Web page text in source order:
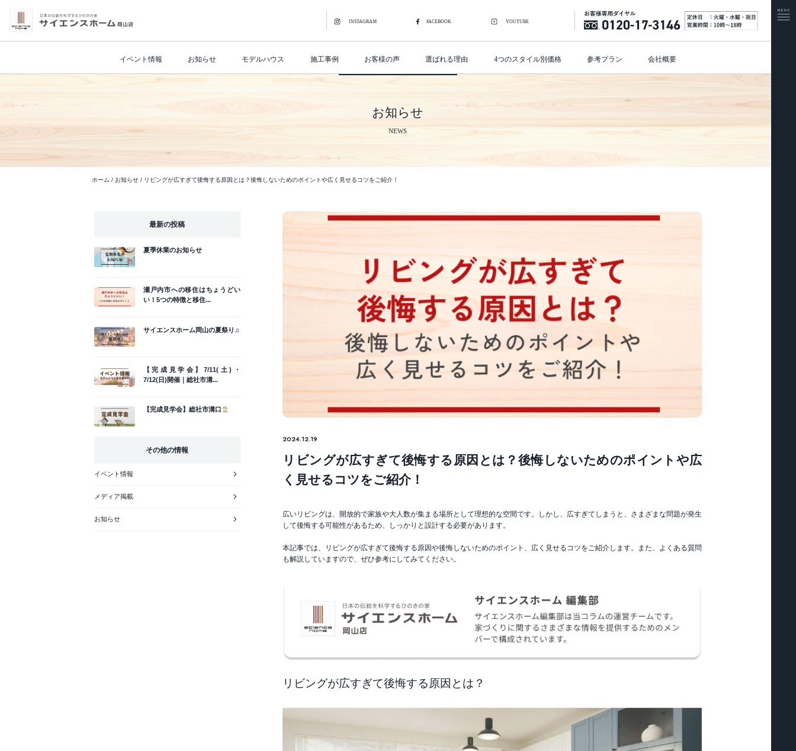
INSTAGRAM FACEBOOK YOUTUBE
イベント情報 お知らせ モデルハウス 施工事例 お客様の声 選ばれる理由 4つのスタイル別価格 参考プラン 会社概要
お知らせ
NEWS
ホーム / お知らせ/ リビングが広すぎて後悔する原因とは？後悔しないためのポイントや広く見せるコツをご紹介！
2024.12.19
リビングが広すぎて後悔する原因とは？後悔しないためのポイントや広
く見せるコツをご紹介！
広いリビングは、開放的で家族や大人数が集まる場所として理想的な空間です。しかし、広すぎてしまうと、さまざまな問題が発生
して後悔する可能性があるため、しっかりと設計する必要があります。
本記事では、リビングが広すぎて後悔する原因や後悔しないためのポイント、広く見せるコツをご紹介します。また、よくある質問
も解説していますので、ぜひ参考にしてみてください。
リビングが広すぎて後悔する原因とは？
最新の投稿
夏季休業のお知らせ
瀬戸内市への移住はちょうどい
い！5つの特徴と移住...
サイエンスホーム岡山の夏祭り♫
【完成見学会】7/11(土)・
7/12(日)開催｜総社市溝...
【完成見学会】総社市溝口
その他の情報
イベント情報
メディア掲載
お知らせ